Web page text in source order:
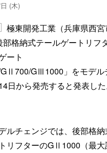
(木)
極東開発工業（兵庫県西宮
部格納式テールゲートリフ
ート
GⅢ1000」をモデル
日から発売すると発表した
ルチェンジでは、後部格納
リフターのGⅡ1000（最大